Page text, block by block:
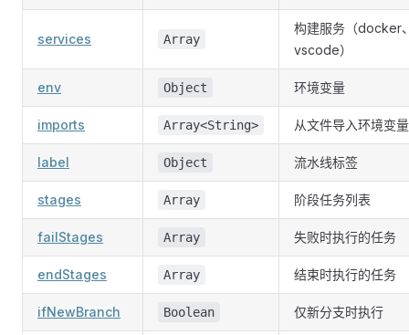
services Array
构建服务（docker
vscode）
env Object 环境变量
imports Array<String> 从文件导入环境变量
label Object 流水线标签
stages Array 阶段任务列表
failStages Array 失败时执行的任务
endStages Array 结束时执行的任务
ifNewBranch Boolean 仅新分支时执行